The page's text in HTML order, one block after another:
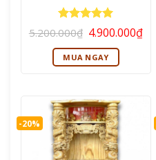
Được xếp
hạng
5
sao
5.200.000₫ Giá
gốc
là:
5.200.000₫.
4.900.000₫Giá
MUA NGAY
-20%